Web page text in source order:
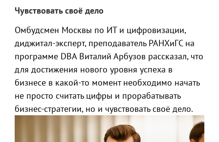
Чувствовать своё дело
Омбудсмен Москвы по ИТ и цифровизации,
диджитал-эксперт, преподаватель РАНХиГС на
программе DBA Виталий Арбузов рассказал, что
для достижения нового уровня успеха в
бизнесе в какой-то момент необходимо начать
не просто считать цифры и прорабатывать
бизнес-стратегии, но и чувствовать своё дело.